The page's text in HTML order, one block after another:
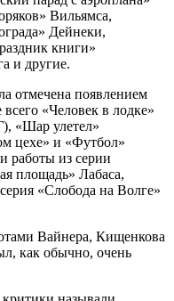
Вильямса,
Дейнеки,
книги»
и другие.
отмечена появлением
«Человек в лодке»
«Шар улетел»
цехе» и «Футбол»
работы из серии
площадь» Лабаса,
«Слобода на Волге»
Вайнера, Кищенкова
как обычно, очень